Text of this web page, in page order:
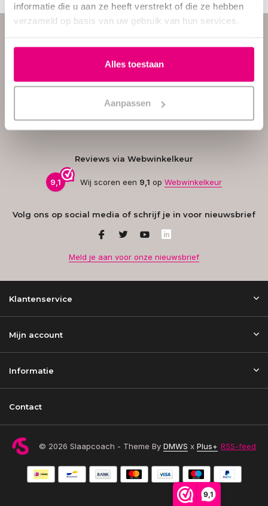
informatie die u aan ze heeft verstrekt of die ze hebben
verzameld op basis van uw gebruik van hun services.
Alles toestaan
Aanpassen
9,1
Hulp nodig? Vraag het
werkdagen voor je klaar van
vragen of hulp nodig bij het
Neem gerust contact met ons
op – we helpen je graag!
Reviews via Webwinkelkeur
9,1 Wij scoren een 9,1 op Webwinkelkeur
Volg ons op social media of schrijf je in voor nieuwsbrief
Meld je aan voor onze nieuwsbrief
Klantenservice
Mijn account
Informatie
Contact
© 2026 Slaapcoach - Theme By DMWS x Plus+ RSS-feed